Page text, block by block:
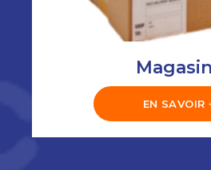
EN SAVOIR